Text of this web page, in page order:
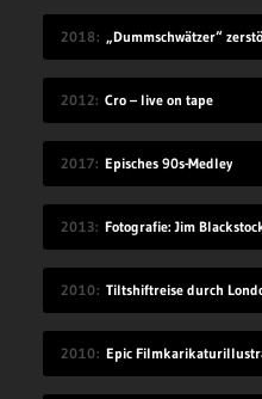
2018
2012 Cro – live on tape
2017 Episches 90s-Medley
2013 Fotografie: Jim
2010 Tiltshiftreise durch
2010 Epic